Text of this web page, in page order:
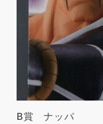
B賞 ナッパ